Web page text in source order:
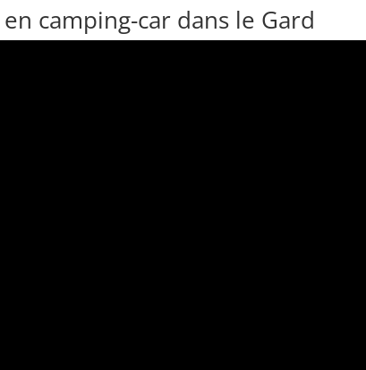
camping-car dans le Gard